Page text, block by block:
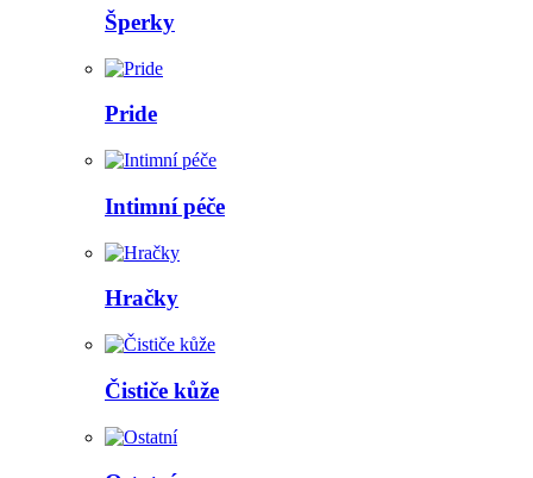
Šperky
Pride
Intimní péče
Hračky
Čističe kůže